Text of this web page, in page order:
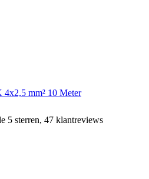
mm² 10 Meter
5 sterren, 47 klantreviews